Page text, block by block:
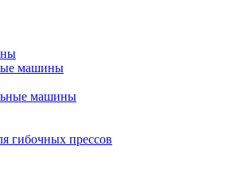
машины
машины
гибочных прессов